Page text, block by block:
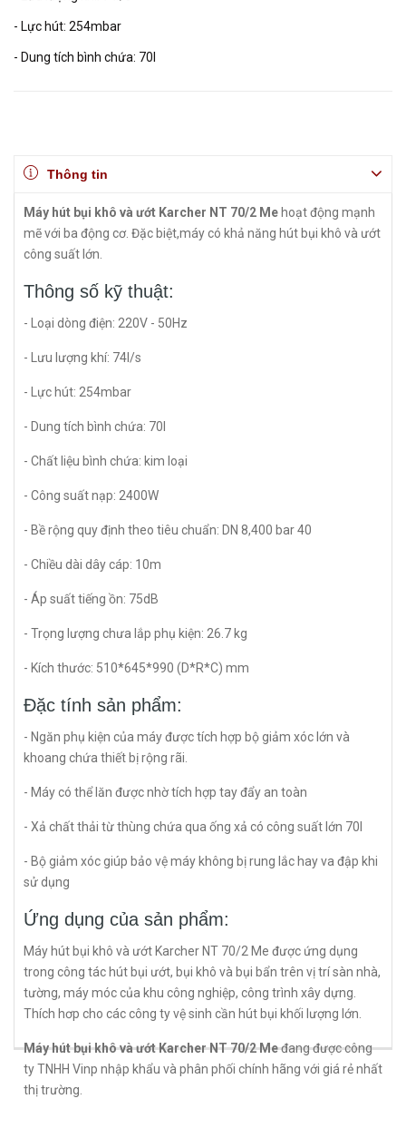
- Lực hút: 254mbar
- Dung tích bình chứa: 70l
Thông tin
Máy hút bụi khô và ướt Karcher NT 70/2 Me hoạt động mạnh
mẽ với ba động cơ. Đặc biệt,máy có khả năng hút bụi khô và ướt
công suất lớn.
Thông số kỹ thuật:
- Loại dòng điện: 220V - 50Hz
- Lưu lượng khí: 74l/s
- Lực hút: 254mbar
- Dung tích bình chứa: 70l
- Chất liệu bình chứa: kim loại
- Công suất nạp: 2400W
- Bề rộng quy định theo tiêu chuẩn: DN 8,400 bar 40
- Chiều dài dây cáp: 10m
- Áp suất tiếng ồn: 75dB
- Trọng lượng chưa lắp phụ kiện: 26.7 kg
- Kích thước: 510*645*990 (D*R*C) mm
Đặc tính sản phẩm:
- Ngăn phụ kiện của máy được tích hợp bộ giảm xóc lớn và
khoang chứa thiết bị rộng rãi.
- Máy có thể lăn được nhờ tích hợp tay đẩy an toàn
- Xả chất thải từ thùng chứa qua ống xả có công suất lớn 70l
- Bộ giảm xóc giúp bảo vệ máy không bị rung lắc hay va đập khi
sử dụng
Ứng dụng của sản phẩm:
Máy hút bụi khô và ướt Karcher NT 70/2 Me được ứng dụng
trong công tác hút bụi ướt, bụi khô và bụi bẩn trên vị trí sàn nhà,
tường, máy móc của khu công nghiệp, công trình xây dựng.
Thích hơp cho các công ty vệ sinh cần hút bụi khối lượng lớn.
Máy hút bụi khô và ướt KarcherNT 70/2 Međang được công
ty TNHH Vinp nhập khẩu và phân phối chính hãng với giá rẻ nhất
thị trường.